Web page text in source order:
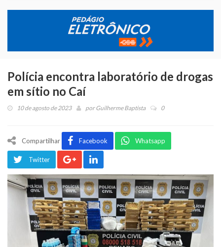
Polícia encontra laboratório de drogas
em sítio no Caí
10 de agosto de 2023 porGuilherme Baptista 0
Compartilhar Facebook Whatsapp
Twitter